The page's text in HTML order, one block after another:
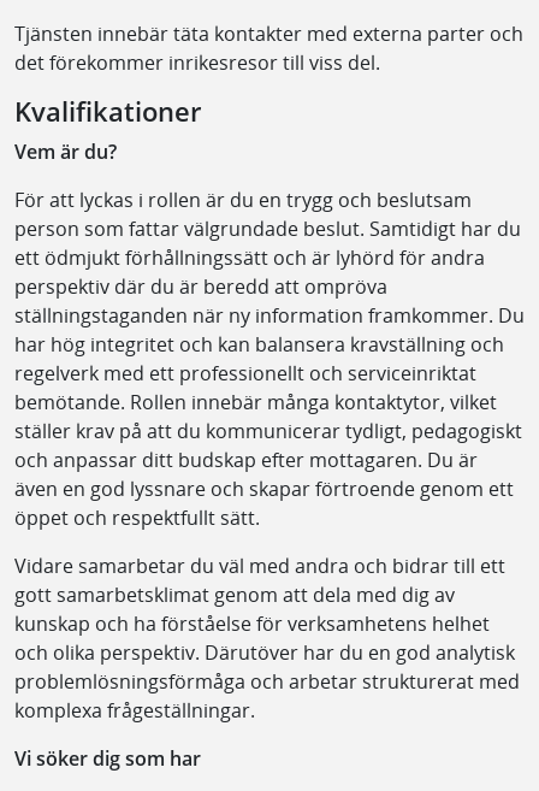
Tjänsten innebär täta kontakter med externa parter och
det förekommer inrikesresor till viss del.
Kvalifikationer
Vem är du?
För att lyckas i rollen är du en trygg och beslutsam
person som fattar välgrundade beslut. Samtidigt har du
ett ödmjukt förhållningssätt och är lyhörd för andra
perspektiv där du är beredd att ompröva
ställningstaganden när ny information framkommer. Du
har hög integritet och kan balansera kravställning och
regelverk med ett professionellt och serviceinriktat
bemötande. Rollen innebär många kontaktytor, vilket
ställer krav på att du kommunicerar tydligt, pedagogiskt
och anpassar ditt budskap efter mottagaren. Du är
även en god lyssnare och skapar förtroende genom ett
öppet och respektfullt sätt.
Vidare samarbetar du väl med andra och bidrar till ett
gott samarbetsklimat genom att dela med dig av
kunskap och ha förståelse för verksamhetens helhet
och olika perspektiv. Därutöver har du en god analytisk
problemlösningsförmåga och arbetar strukturerat med
komplexa frågeställningar.
Vi söker dig som har